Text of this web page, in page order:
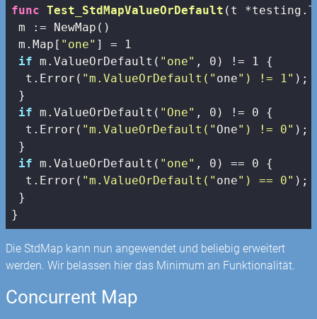
func Test_StdMapValueOrDefault (t
m := NewMap()
m.Map[ "one" ] = 1
if m.ValueOrDefault( "one" , 0 ) != 1 {
  t.Error(
"m.ValueOrDefault(" one") != 1"
}
if m.ValueOrDefault( "One" , 0 ) != 0 {
  t.Error(
"m.ValueOrDefault(" One") != 0"
}
if m.ValueOrDefault( "one" , 0 ) == 0 {
  t.Error(
"m.ValueOrDefault(" one") == 0"
}
}
Die StdMap kann nun angewendet und beliebig erweitert
werden. Wir belassen hier das Minimum an Funktionalität.
Concurrent Map